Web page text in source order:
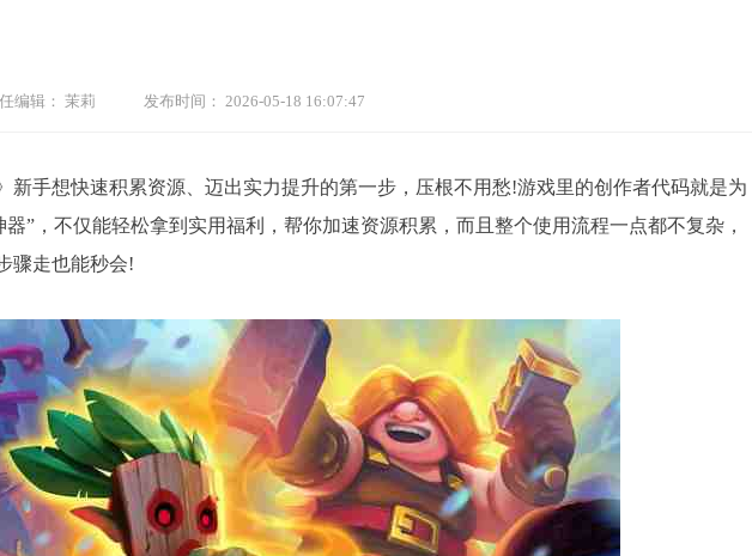
编辑： 茉莉 发布时间： 2026-05-18 16:07:47
新手想快速积累资源、迈出实力提升的第一步，压根不用愁!游戏里的创作者代码就是为
”，不仅能轻松拿到实用福利，帮你加速资源积累，而且整个使用流程一点都不复杂，
骤走也能秒会!